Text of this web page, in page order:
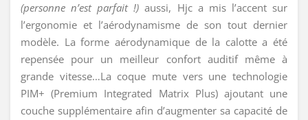
(personne n’est parfait !)aussi, Hjc a mis l’accent sur
l’ergonomie et l’aérodynamisme de son tout dernier
modèle. La forme aérodynamique de la calotte a été
repensée pour un meilleur confort auditif même à
grande vitesse…La coque mute vers une technologie
PIM+ (Premium Integrated Matrix Plus) ajoutant une
couche supplémentaire afin d’augmenter sa capacité de